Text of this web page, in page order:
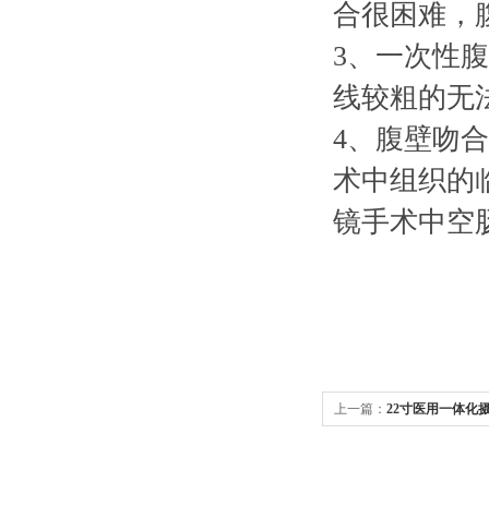
合很困难，
3、一次性
线较粗的无
4、腹壁吻
术中组织的
镜手术中空
上一篇： 22寸医用一体化